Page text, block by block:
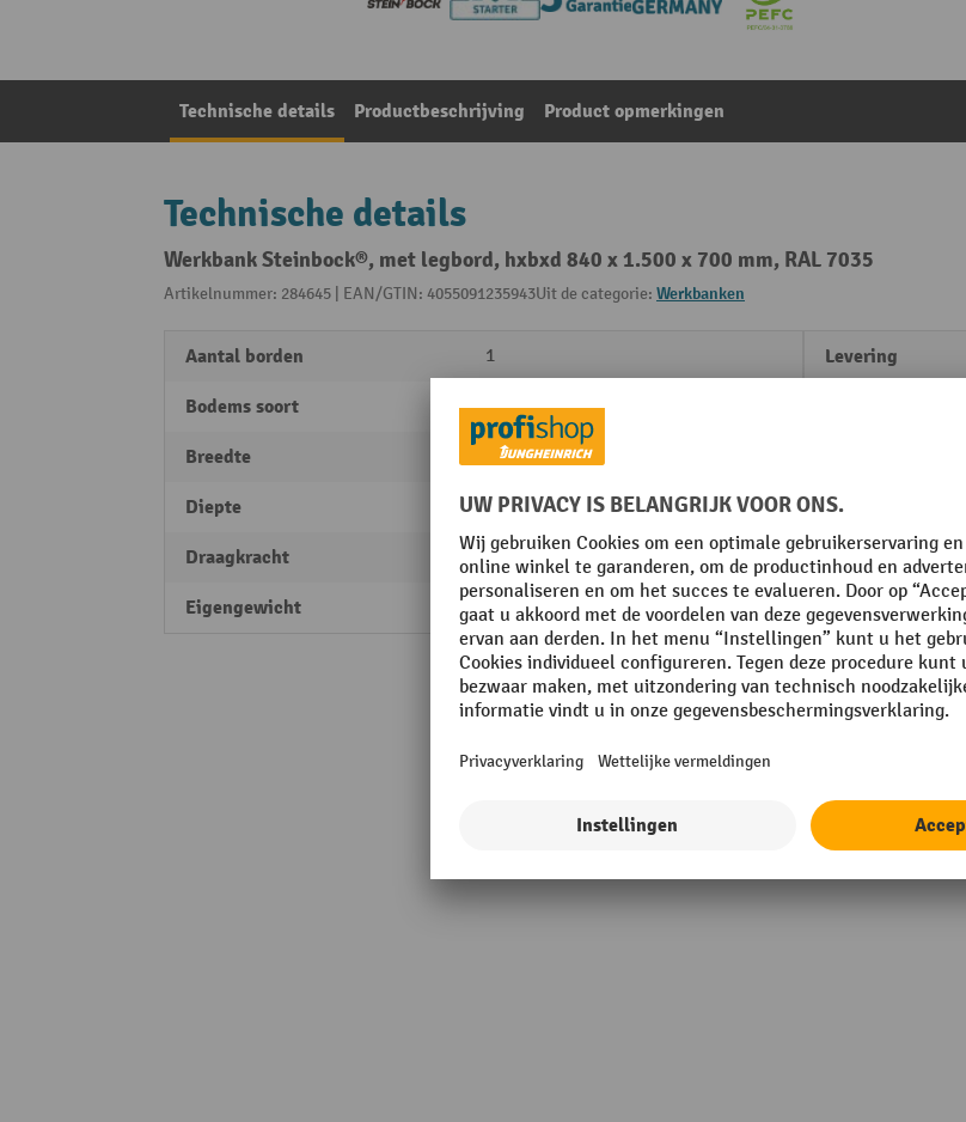
Technische details Productbeschrijving Product opmerkingen
Technische details
Werkbank Steinbock®, met legbord, hxbxd 840 x 1.500 x 700 mm, RAL 7035
Artikelnummer: 284645 | EAN/GTIN: 4055091235943Uit de categorie: Werkbanken
Aantal borden 1
Bodems soort Aflegbord
Breedte 1500 mm
Diepte 700 mm
Draagkracht 750 kg
Eigengewicht 53 kg
Levering
Rubriek
Sterkte
Toon alle technische details